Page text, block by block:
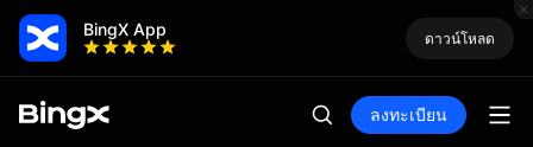
BingX App ดาวน์โหลด
ลงทะเบียน